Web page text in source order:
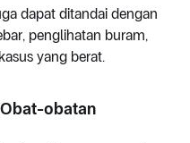
dapat ditandai dengan
penglihatan buram,
yang berat.
obatan